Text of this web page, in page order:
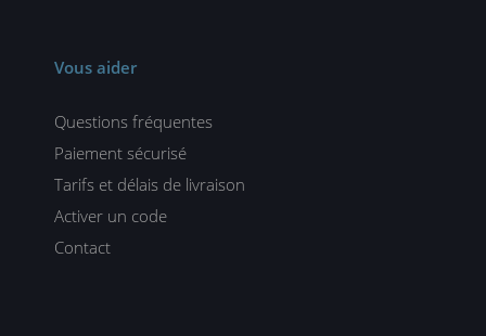
Vous aider
Questions fréquentes
Paiement sécurisé
Tarifs et délais de livraison
Activer un code
Contact